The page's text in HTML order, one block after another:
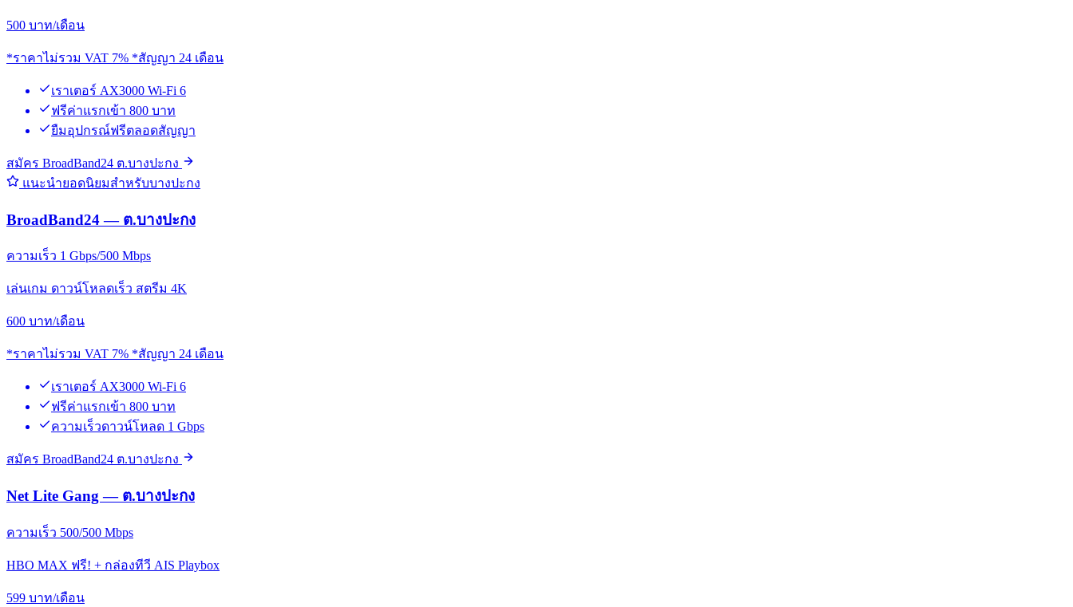
500 บาท/เดือน
*ราคาไม่รวม VAT 7% *สัญญา 24 เดือน
เราเตอร์ AX3000 Wi-Fi 6
ฟรีค่าแรกเข้า 800 บาท
ยืมอุปกรณ์ฟรีตลอดสัญญา
สมัคร BroadBand24 ต.บางปะกง
แนะนำยอดนิยมสำหรับบางปะกง
BroadBand24 — ต.บางปะกง
ความเร็ว 1 Gbps/500 Mbps
เล่นเกม ดาวน์โหลดเร็ว สตรีม 4K
600 บาท/เดือน
*ราคาไม่รวม VAT 7% *สัญญา 24 เดือน
เราเตอร์ AX3000 Wi-Fi 6
ฟรีค่าแรกเข้า 800 บาท
ความเร็วดาวน์โหลด 1 Gbps
สมัคร BroadBand24 ต.บางปะกง
Net Lite Gang — ต.บางปะกง
ความเร็ว 500/500 Mbps
HBO MAX ฟรี! + กล่องทีวี AIS Playbox
599 บาท/เดือน